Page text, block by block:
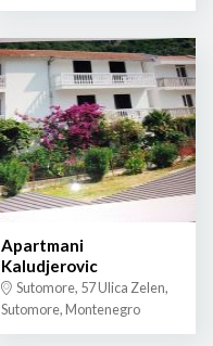
Apartmani
Kaludjerovic
Sutomore, 57 Ulica Zelen,
Sutomore, Montenegro